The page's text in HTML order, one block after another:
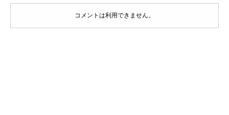
コメントは利用できません。